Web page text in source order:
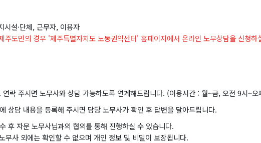
시설·단체, 근무자, 이용자
도민의 경우 '제주특별자치도 노동권익센터' 홈페이지에서 온라인 노무상담을 신청하
락 주시면 노무사와 상담 가능하도록 연계해드립니다. (이용시간 : 월~금, 오전 9시~오
상담 내용을 등록해 주시면 담당 노무사가 확인 후 답변을 달아드립니다.
후 자문 노무사님과의 협의를 통해 진행하실 수 있습니다.
사 외에는 확인할 수 없으며 개인 정보 및 비밀이 보장됩니다.